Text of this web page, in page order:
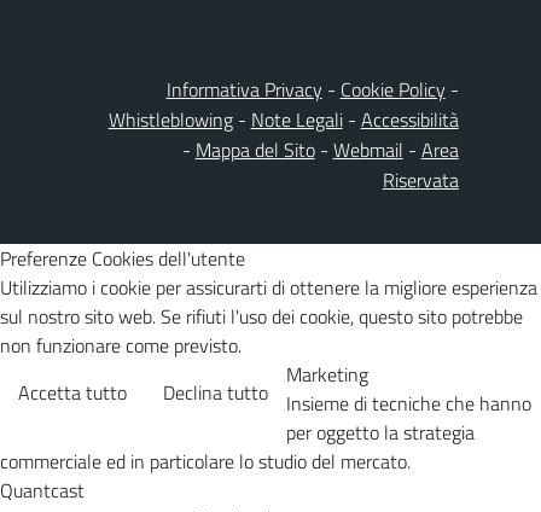
Informativa Privacy - Cookie Policy -
Whistleblowing- Note Legali- Accessibilità
- Mappa del Sito- Webmail - Area
Riservata
Preferenze Cookies dell'utente
Utilizziamo i cookie per assicurarti di ottenere la migliore esperienza
sul nostro sito web. Se rifiuti l'uso dei cookie, questo sito potrebbe
non funzionare come previsto.
Accetta tutto
Declina tutto
Marketing
Insieme di tecniche che hanno
per oggetto la strategia
commerciale ed in particolare lo studio del mercato.
Quantcast